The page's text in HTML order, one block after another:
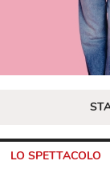
LO SPETTACOLO